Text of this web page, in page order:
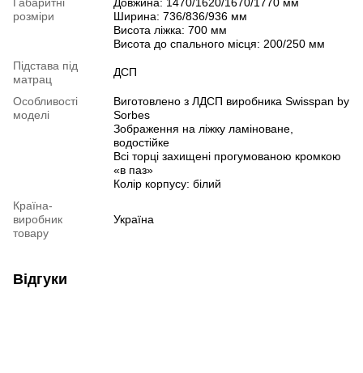
розміри
Ширина: 736/836/936 мм
Висота ліжка: 700 мм
Висота до спального місця: 200/250 мм
Підстава під
матрац
ДСП
Особливості
моделі
Виготовлено з ЛДСП виробника Swisspan by
Sorbes
Зображення на ліжку ламіноване,
водостійке
Всі торці захищені прогумованою кромкою
«в паз»
Колір корпусу: білий
Країна-
виробник
товару
Україна
Відгуки